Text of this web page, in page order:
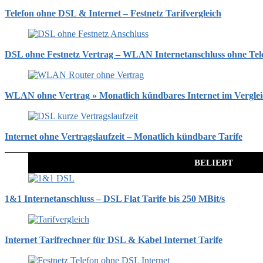
Telefon ohne DSL & Internet – Festnetz Tarifvergleich
DSL ohne Festnetz Vertrag – WLAN Internetanschluss ohne
WLAN ohne Vertrag » Monatlich kündbares Internet im
Internet ohne Vertragslaufzeit – Monatlich kündbare Tarife
BELIEBT
1&1 Internetanschluss – DSL Flat Tarife bis 250 MBit/s
Internet Tarifrechner für DSL & Kabel Internet Tarife